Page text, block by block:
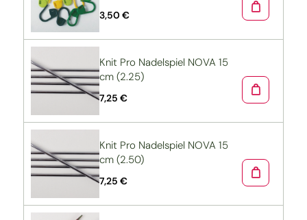
3,50 €
Knit Pro Nadelspiel NOVA 15
cm (2.25)
7,25 €
Knit Pro Nadelspiel NOVA 15
cm (2.50)
7,25 €